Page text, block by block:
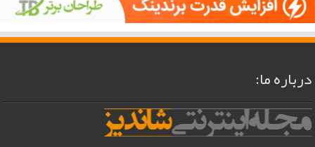
درباره ما: